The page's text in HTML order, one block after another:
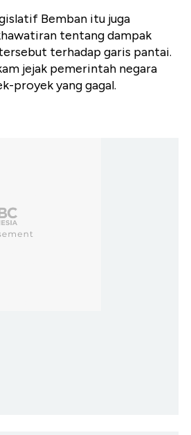
Bemban itu juga
tentang dampak
terhadap garis pantai.
jejak pemerintah negara
proyek yang gagal.